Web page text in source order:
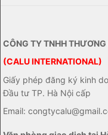
CÔNG TY TNHH
(CALU INTERNATIONAL)
Giấy phép đăng ký kinh
Đầu tư TP. Hà Nội cấp
Email: